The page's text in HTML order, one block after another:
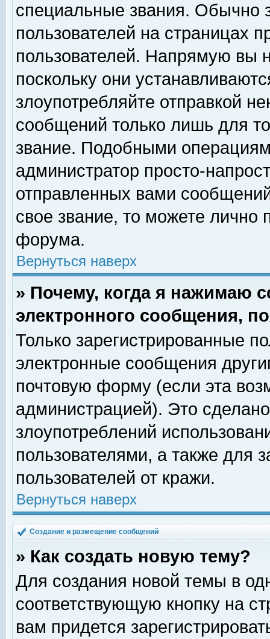
специальные звания. Обычно
пользователей на страницах
пользователей. Напрямую вы
поскольку они
злоупотребляйте отправкой
сообщений только лишь для
звание. Подобными
администратор просто-
отправленных вами
свое звание, то можете лично
форума.
Вернуться наверх
» Почему, когда я нажимаю
электронного сообщения,
Только зарегистрированные
электронные сообщения
почтовую форму (если эта
администрацией). Это
злоупотреблений
пользователями, а также для
пользователей от кражи.
Вернуться наверх
Создание и размещение сообщений
» Как создать новую тему?
Для создания новой темы в
соответствующую кнопку на
вам придется